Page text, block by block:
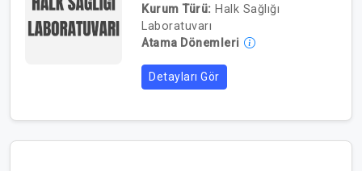
Kurum Türü: Halk Sağlığı
Laboratuvarı
Atama Dönemleri
Detayları Gör